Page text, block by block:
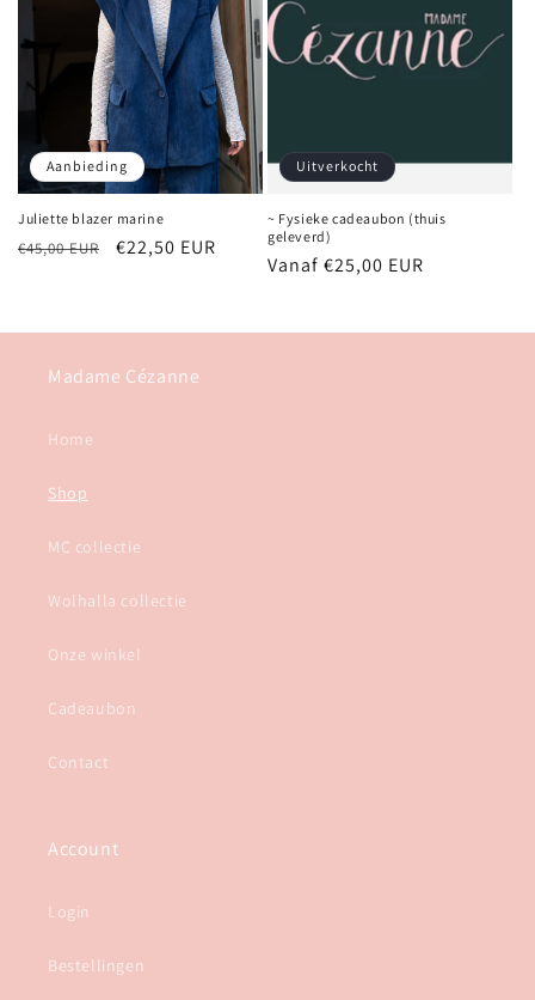
Aanbieding
Juliette blazer marine
Normale
€45,00 EUR Aanbiedingsprijs
€22,50 EUR
Uitverkocht
~ Fysieke cadeaubon (thuis
geleverd)
Normale
Vanaf €25,00 EUR
Madame Cézanne
Home
Shop
MC collectie
Wolhalla collectie
Onze winkel
Cadeaubon
Contact
Account
Login
Bestellingen